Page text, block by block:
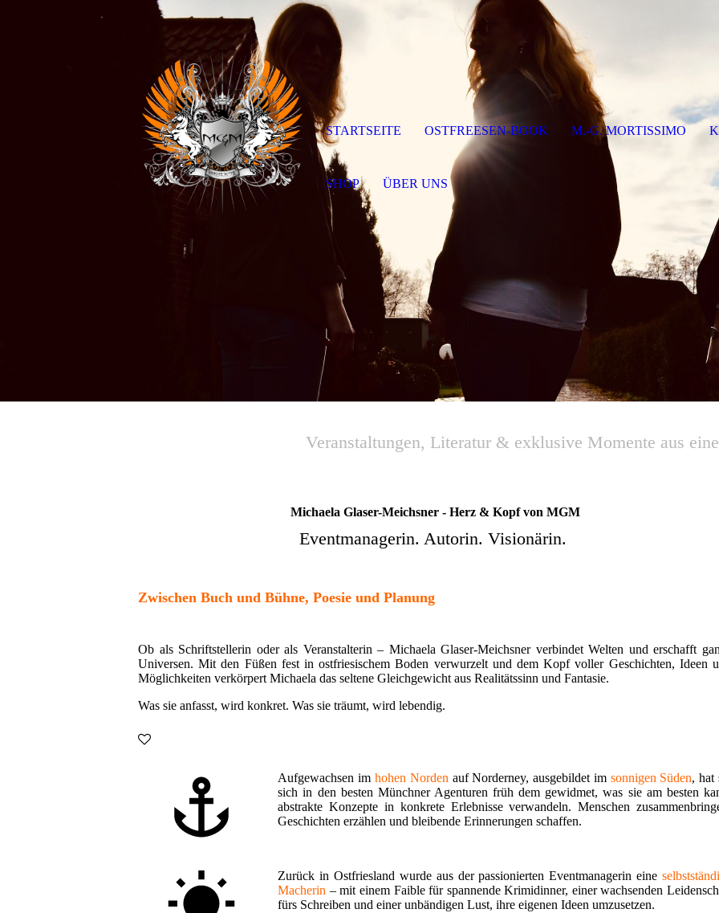
Veranstaltungen, Literatur & exklusive Momente aus
Michaela Glaser-Meichsner - Herz & Kopf von MGM
Eventmanagerin. Autorin. Visionärin.
Zwischen Buch und Bühne, Poesie und Planung
Ob als Schriftstellerin oder als Veranstalterin – Michaela Glaser-Meichsner verbindet Welten und erschafft
Universen. Mit den Füßen fest in ostfriesischem Boden verwurzelt und dem Kopf voller Geschichten, Ideen
Möglichkeiten verkörpert Michaela das seltene Gleichgewicht aus Realitätssinn und Fantasie.
Was sie anfasst, wird konkret. Was sie träumt, wird lebendig.
Aufgewachsen im hohen Norden auf Norderney, ausgebildet im sonnigen Süden, hat
sich in den besten Münchner Agenturen früh dem gewidmet, was sie am besten
abstrakte Konzepte in konkrete Erlebnisse verwandeln. Menschen
Geschichten erzählen und bleibende Erinnerungen schaffen.
Zurück in Ostfriesland wurde aus der passionierten Eventmanagerin eine
Macherin – mit einem Faible für spannende Krimidinner, einer wachsenden
fürs Schreiben und einer unbändigen Lust, ihre eigenen Ideen umzusetzen.
STARTSEITE OSTFREESEN-BOOK M.-G. MORTISSIMO
SHOP ÜBER UNS